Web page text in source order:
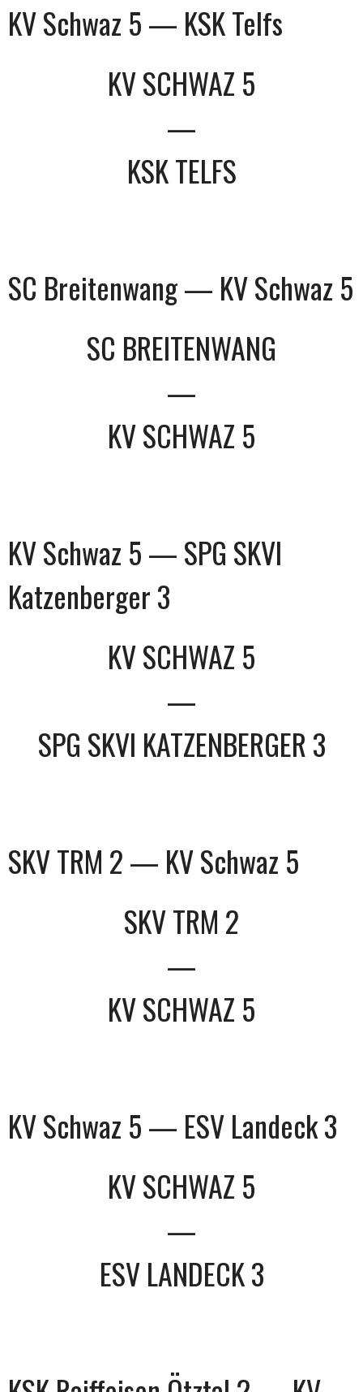
KV Schwaz 5 — KSK Telfs
KV SCHWAZ 5
—
KSK TELFS
SC Breitenwang — KV Schwaz 5
SC BREITENWANG
—
KV SCHWAZ 5
KV Schwaz 5 — SPG SKVI
Katzenberger 3
KV SCHWAZ 5
—
SPG SKVI KATZENBERGER 3
SKV TRM 2 — KV Schwaz 5
SKV TRM 2
—
KV SCHWAZ 5
KV Schwaz 5 — ESV Landeck 3
KV SCHWAZ 5
—
ESV LANDECK 3